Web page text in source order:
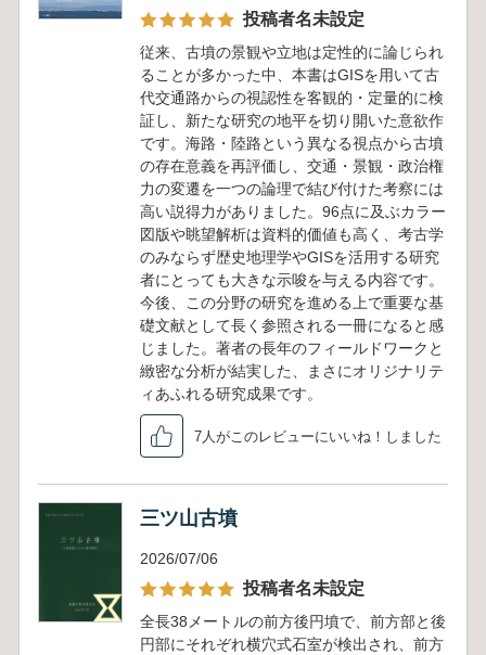
投稿者名未設定
従来、古墳の景観や立地は定性的に論じられ
ることが多かった中、本書はGISを用いて古
代交通路からの視認性を客観的・定量的に検
証し、新たな研究の地平を切り開いた意欲作
です。海路・陸路という異なる視点から古墳
の存在意義を再評価し、交通・景観・政治権
力の変遷を一つの論理で結び付けた考察には
高い説得力がありました。96点に及ぶカラー
図版や眺望解析は資料的価値も高く、考古学
のみならず歴史地理学やGISを活用する研究
者にとっても大きな示唆を与える内容です。
今後、この分野の研究を進める上で重要な基
礎文献として長く参照される一冊になると感
じました。著者の長年のフィールドワークと
緻密な分析が結実した、まさにオリジナリテ
ィあふれる研究成果です。
7人がこのレビューにいいね！しました
三ツ山古墳
2026/07/06
投稿者名未設定
全長38メートルの前方後円墳で、前方部と後
円部にそれぞれ横穴式石室が検出され、前方